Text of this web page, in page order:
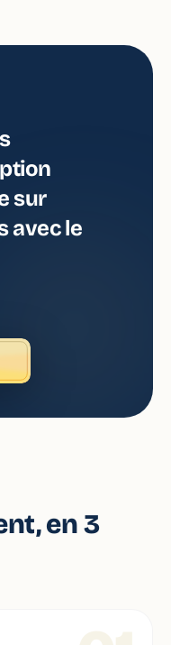
sur
avec le
en 3